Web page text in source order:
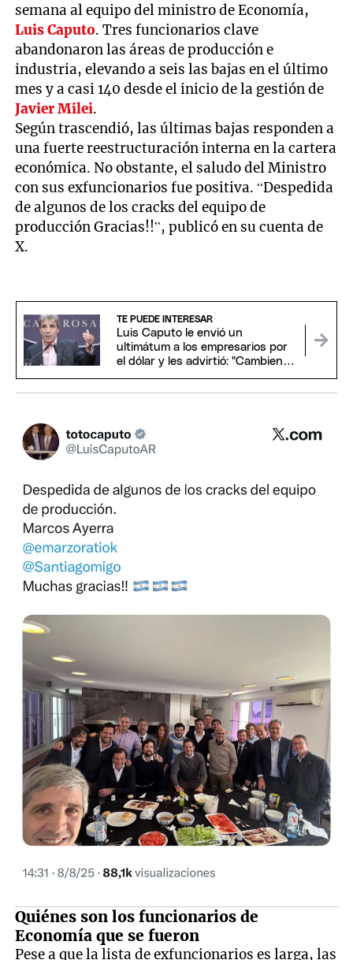
semana al equipo del ministro de Economía,
Luis Caputo. Tres funcionarios clave
abandonaron las áreas de producción e
industria, elevando a seis las bajas en el último
mes y a casi 140 desde el inicio de la gestión de
Javier Milei.
Según trascendió, las últimas bajas responden a
una fuerte reestructuración interna en la cartera
económica. No obstante, el saludo del Ministro
con sus exfuncionarios fue positiva. “Despedida
de algunos de los cracks del equipo de
producción Gracias!!”, publicó en su cuenta de
X.
TE PUEDE INTERESAR
Luis Caputo le envió un
ultimátum a los empresarios por
el dólar y les advirtió: "Cambien el
Quiénes son los funcionarios de
Economía que se fueron
Pese a que la lista de exfuncionarios es larga, las